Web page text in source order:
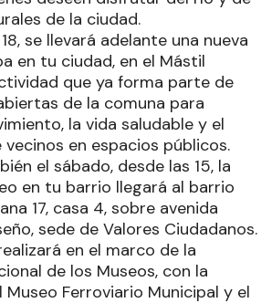
de la ciudad.
se llevará adelante una nueva
en tu ciudad, en el Mástil
que ya forma parte de
de la comuna para
la vida saludable y el
en espacios públicos.
el sábado, desde las 15, la
en tu barrio llegará al barrio
17, casa 4, sobre avenida
sede de Valores Ciudadanos.
en el marco de la
de los Museos, con la
Ferroviario Municipal y el